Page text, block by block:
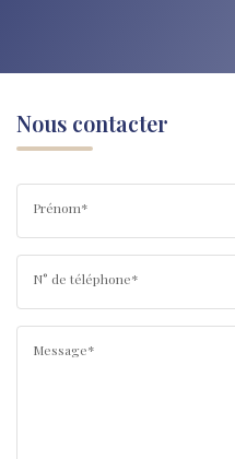
Nous contacter
Prénom*
N° de téléphone*
Message*